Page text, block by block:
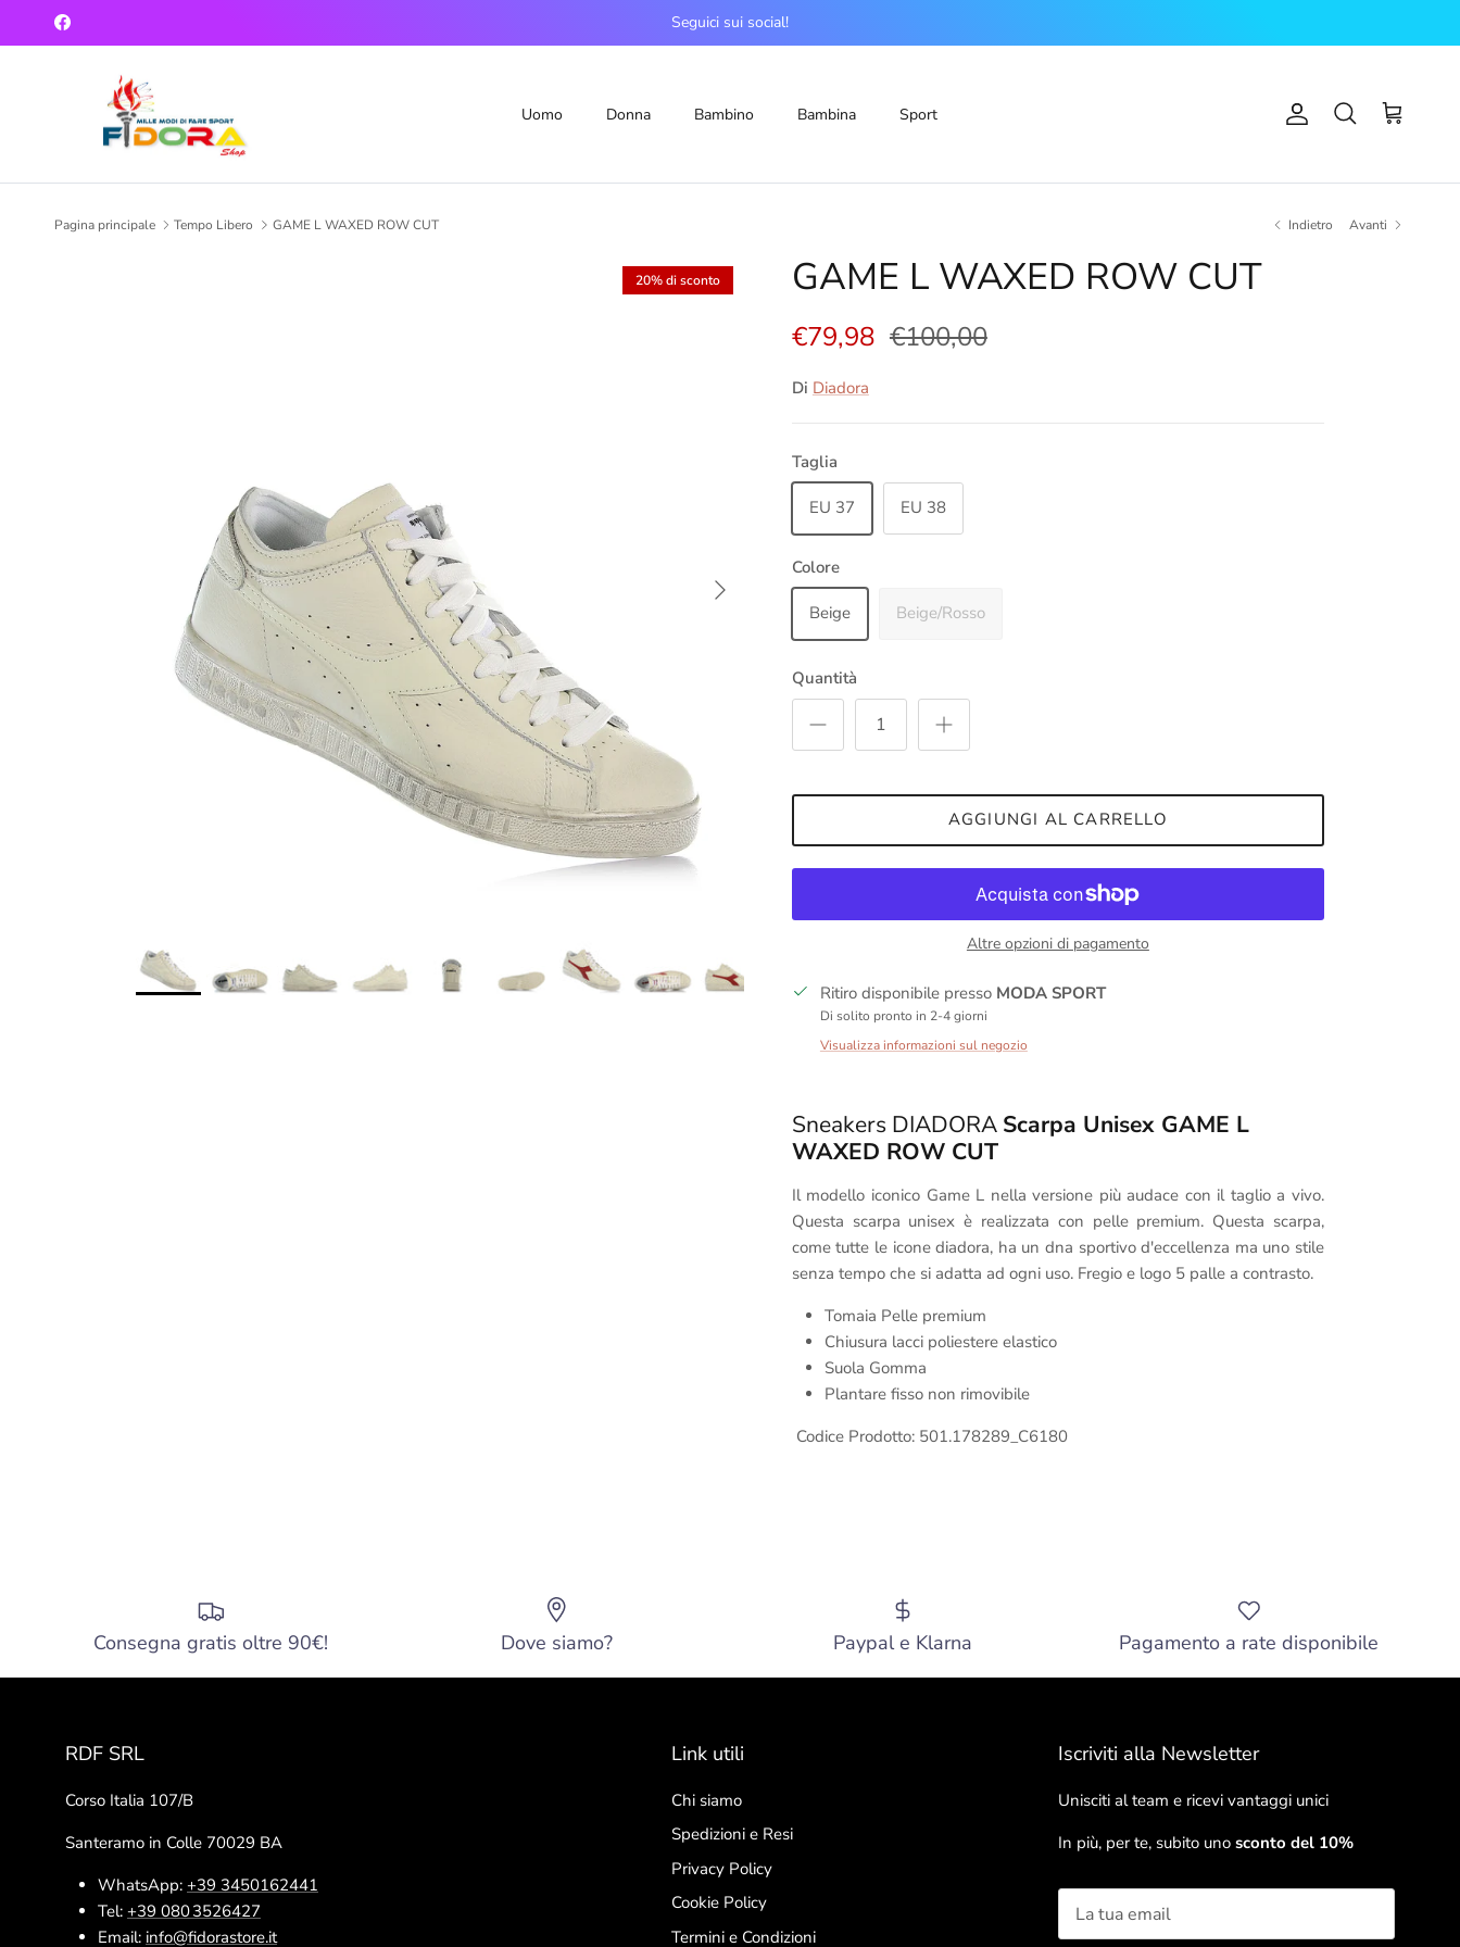
Passa ai contenuti
Facebook Seguici sui social!
Uomo Donna Bambino Bambina Sport Account
Cerca Carrello
Pagina principale Tempo Libero GAME L WAXED ROW CUT Indietro Avanti
Avanti
20% di sconto GAME L WAXED ROW CUT
€79,98 €100,00
Di Diadora
Taglia
EU 37 EU 38
Colore
Beige Beige/Rosso
Quantità
AGGIUNGI AL CARRELLO
Altre opzioni di pagamento
Ritiro disponibile presso MODA SPORT
Di solito pronto in 2-4 giorni
Visualizza informazioni sul negozio
Sneakers DIADORA Scarpa Unisex GAME L
WAXED ROW CUT
Il modello iconico Game L nella versione più audace con il taglio a vivo.
Questa scarpa unisex è realizzata con pelle premium. Questa scarpa,
come tutte le icone diadora, ha un dna sportivo d'eccellenza ma uno stile
senza tempo che si adatta ad ogni uso. Fregio e logo 5 palle a contrasto.
Tomaia Pelle premium
Chiusura lacci poliestere elastico
Suola Gomma
Plantare fisso non rimovibile
Codice Prodotto: 501.178289_C6180
Consegna gratis oltre 90€! Dove siamo? Paypal e Klarna Pagamento a rate disponibile
RDF SRL
Corso Italia 107/B
Santeramo in Colle 70029 BA
WhatsApp: +39 3450162441
Tel: +39 080 3526427
Email: info@fidorastore.it
Link utili
Chi siamo
Spedizioni e Resi
Privacy Policy
Cookie Policy
Termini e Condizioni
Iscriviti alla Newsletter
Unisciti al team e ricevi vantaggi unici
In più, per te, subito uno sconto del 10%